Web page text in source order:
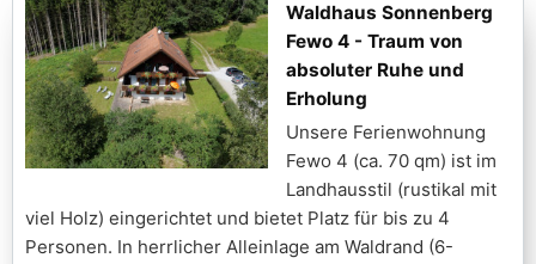
Waldhaus Sonnenberg
Fewo 4 - Traum von
absoluter Ruhe und
Erholung
Unsere Ferienwohnung
Fewo 4 (ca. 70 qm) ist im
Landhausstil (rustikal mit
viel Holz) eingerichtet und bietet Platz für bis zu 4
Personen. In herrlicher Alleinlage am Waldrand (6-